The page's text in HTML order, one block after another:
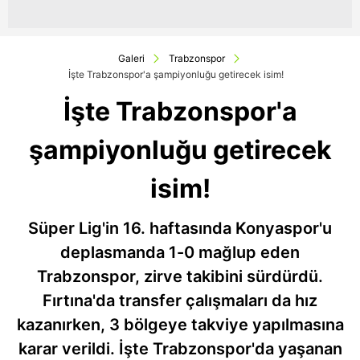
Galeri
Trabzonspor
İşte Trabzonspor'a şampiyonluğu getirecek isim!
İşte Trabzonspor'a
şampiyonluğu getirecek
isim!
Süper Lig'in 16. haftasında Konyaspor'u
deplasmanda 1-0 mağlup eden
Trabzonspor, zirve takibini sürdürdü.
Fırtına'da transfer çalışmaları da hız
kazanırken, 3 bölgeye takviye yapılmasına
karar verildi. İşte Trabzonspor'da yaşanan